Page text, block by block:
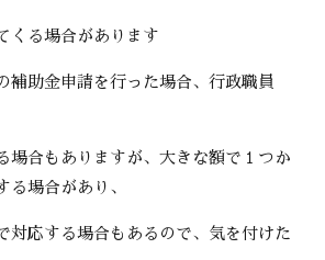
くる場合があります
補助金申請を行った場合、行政職員
場合もありますが、大きな額で１つか
る場合があり、
対応する場合もあるので、気を付けた